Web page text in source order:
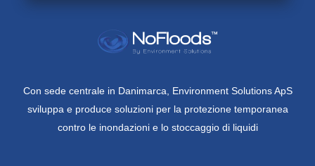
Con sede centrale in Danimarca, Environment Solutions ApS
sviluppa e produce soluzioni per la protezione temporanea
contro le inondazioni e lo stoccaggio di liquidi